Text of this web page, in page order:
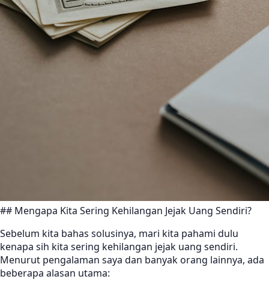
## Mengapa Kita Sering Kehilangan Jejak Uang Sendiri?
Sebelum kita bahas solusinya, mari kita pahami dulu
kenapa sih kita sering kehilangan jejak uang sendiri.
Menurut pengalaman saya dan banyak orang lainnya, ada
beberapa alasan utama: